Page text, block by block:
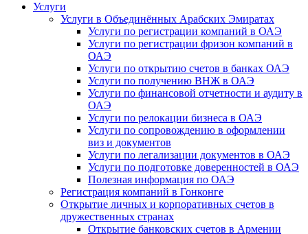
Услуги
Услуги в Объединённых Арабских Эмиратах
Услуги по регистрации компаний в ОАЭ
Услуги по регистрации фризон компаний в
ОАЭ
Услуги по открытию счетов в банках ОАЭ
Услуги по получению ВНЖ в ОАЭ
Услуги по финансовой отчетности и аудиту в
ОАЭ
Услуги по релокации бизнеса в ОАЭ
Услуги по сопровождению в оформлении
виз и документов
Услуги по легализации документов в ОАЭ
Услуги по подготовке доверенностей в ОАЭ
Полезная информация по ОАЭ
Регистрация компаний в Гонконге
Открытие личных и корпоративных счетов в
дружественных странах
Открытие банковских счетов в Армении